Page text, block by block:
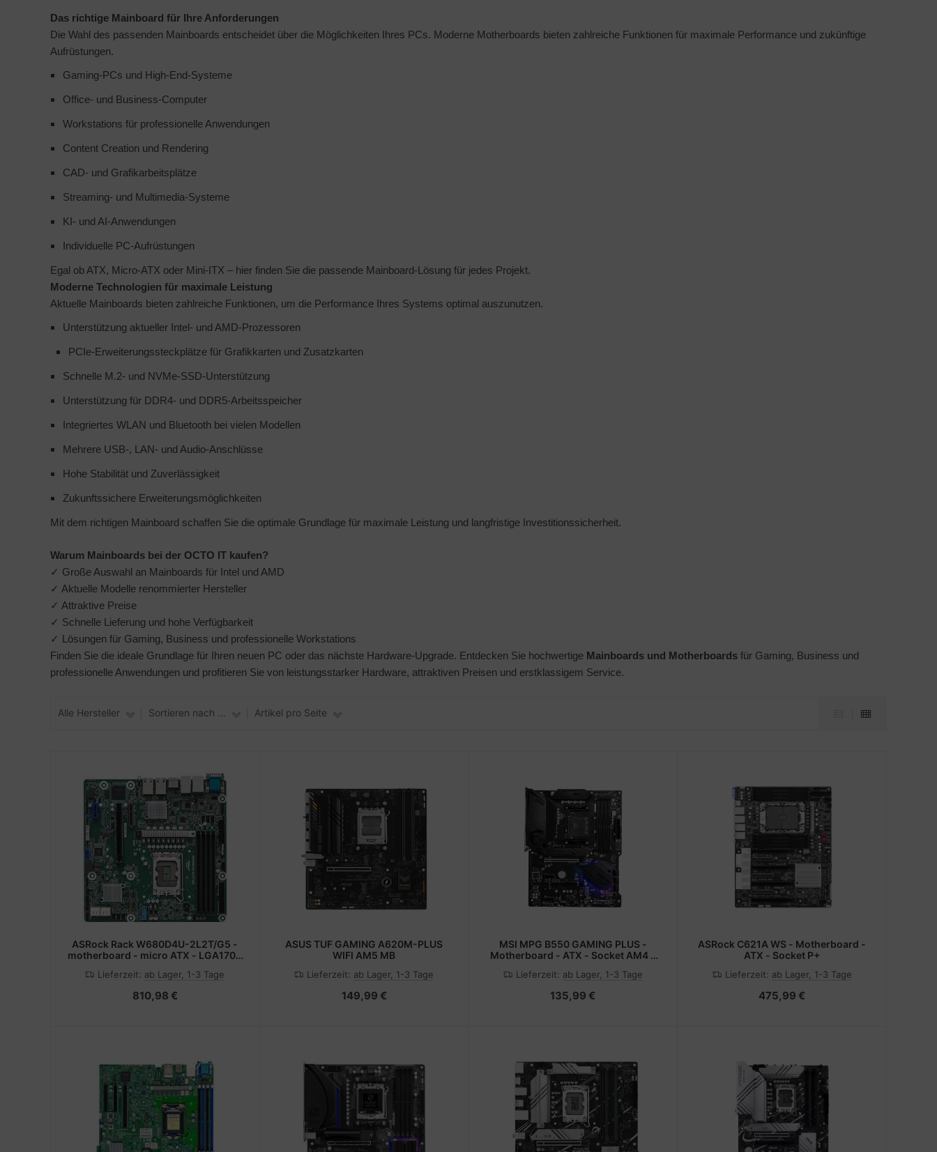
Das richtige Mainboard für Ihre Anforderungen
Die Wahl des passenden Mainboards entscheidet über die Möglichkeiten Ihres PCs. Moderne Motherboards bieten zahlreiche Funktionen für maximale Performance und zukünftige
Aufrüstungen.
Gaming-PCs und High-End-Systeme
Office- und Business-Computer
Workstations für professionelle Anwendungen
Content Creation und Rendering
CAD- und Grafikarbeitsplätze
Streaming- und Multimedia-Systeme
KI- und AI-Anwendungen
Individuelle PC-Aufrüstungen
Egal ob ATX, Micro-ATX oder Mini-ITX – hier finden Sie die passende Mainboard-Lösung für jedes Projekt.
Moderne Technologien für maximale Leistung
Aktuelle Mainboards bieten zahlreiche Funktionen, um die Performance Ihres Systems optimal auszunutzen.
Unterstützung aktueller Intel- und AMD-Prozessoren
PCIe-Erweiterungssteckplätze für Grafikkarten und Zusatzkarten
Schnelle M.2- und NVMe-SSD-Unterstützung
Unterstützung für DDR4- und DDR5-Arbeitsspeicher
Integriertes WLAN und Bluetooth bei vielen Modellen
Mehrere USB-, LAN- und Audio-Anschlüsse
Hohe Stabilität und Zuverlässigkeit
Zukunftssichere Erweiterungsmöglichkeiten
Mit dem richtigen Mainboard schaffen Sie die optimale Grundlage für maximale Leistung und langfristige Investitionssicherheit.
Warum Mainboards bei der OCTO IT kaufen?
✓ Große Auswahl an Mainboards für Intel und AMD
✓ Aktuelle Modelle renommierter Hersteller
✓ Attraktive Preise
✓ Schnelle Lieferung und hohe Verfügbarkeit
✓ Lösungen für Gaming, Business und professionelle Workstations
Finden Sie die ideale Grundlage für Ihren neuen PC oder das nächste Hardware-Upgrade. Entdecken Sie hochwertige Mainboards und Motherboards für Gaming, Business und
professionelle Anwendungen und profitieren Sie von leistungsstarker Hardware, attraktiven Preisen und erstklassigem Service.
Alle Hersteller Sortieren nach ... Artikel pro Seite
ASRock Rack W680D4U-2L2T/G5 -
motherboard - micro ATX - LGA1700
Lieferzeit: ab Lager, 1-3 Tage
810,98 €
ASUS TUF GAMING A620M-PLUS
WIFI AM5 MB
Lieferzeit: ab Lager, 1-3 Tage
149,99 €
MSI MPG B550 GAMING PLUS -
Motherboard - ATX - Socket AM4 -
USB-C Gen1, USB 3.2 Gen 1, USB 3.2
(CPU erforderlich)
Lieferzeit: ab Lager, 1-3 Tage
135,99 €
ASRock C621A WS - Motherboard -
ATX - Socket P+
Lieferzeit: ab Lager, 1-3 Tage
475,99 €
& Video
und Navigation
Zubehör
Netzwerkgeräte
Drucker
& Tragebehältnisse
CD-/DVD-Rohlinge
divers
Tinten Minen